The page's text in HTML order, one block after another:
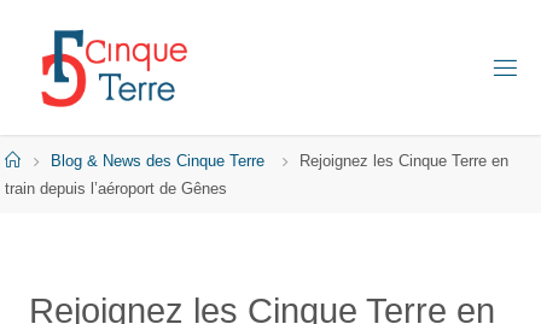
content
Q
HomeBlog & News des Cinque Terre
Rejoignez les Cinque Terre en
train depuis l’aéroport de Gênes
Rejoignez les Cinque Terre en